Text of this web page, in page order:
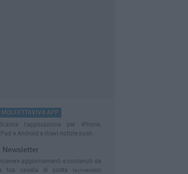
MOLFETTAVIVA APP
Scarica l'applicazione per iPhone,
iPad e Android e ricevi notizie push
Newsletter
aggiornamenti e contenuti da
tua casella di posta
Iscrivendoti